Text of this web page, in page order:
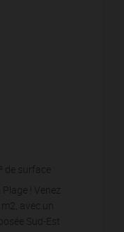
de surface
! Venez
avec un
Sud-Est